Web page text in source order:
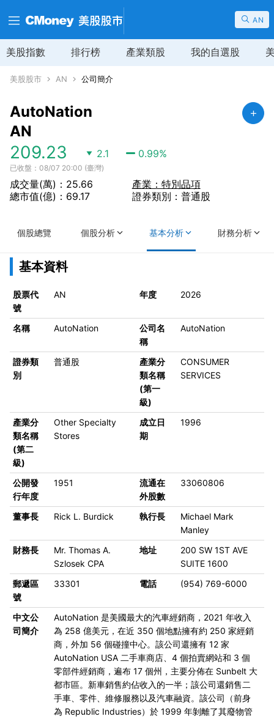
AN
美股指數 排行榜 產業類股 我的自選股
美股股市 AN 公司簡介
AutoNation
AN
209.23 2.1 0.99%
已收盤：08/07 20:00 (臺灣)
成交量(萬)：25.66
總市值(億)：69.17
產業：特別品項
證券類別：普通股
個股總覽 個股分析 基本分析 財務分析
基本資料
股票代
號
AN 年度 2026
名稱 AutoNation
公司名
稱
AutoNation
證券類
別
普通股
產業分
類名稱
(第一
級)
CONSUMER
SERVICES
產業分
類名稱
(第二
級)
Other Specialty
Stores
成立日
期
1996
公開發
行年度
1951
流通在
外股數
33060806
董事長 Rick L. Burdick 執行長
Michael Mark
Manley
財務長
Mr. Thomas A.
Szlosek CPA
地址
200 SW 1ST AVE
SUITE 1600
郵遞區
號
33301 電話 (954) 769-6000
中文公
司簡介
AutoNation 是美國最大的汽車經銷商，2021 年收入
為 258 億美元，在近 350 個地點擁有約 250 家經銷
商，外加 56 個碰撞中心。該公司還擁有 12 家
AutoNation USA 二手車商店、4 個拍賣網站和 3 個
零部件經銷商，遍布 17 個州，主要分佈在 Sunbelt 大
都市區。新車銷售約佔收入的一半；該公司還銷售二
手車、零件、維修服務以及汽車融資。該公司（前身
為 Republic Industries）於 1999 年剝離了其廢物管